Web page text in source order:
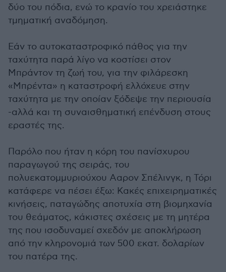
δύο του πόδια, ενώ το κρανίο του χρειάστηκε
τμηματική αναδόμηση.
Εάν το αυτοκαταστροφικό πάθος για την
ταχύτητα παρά λίγο να κοστίσει στον
Μπράντον τη ζωή του, για την φιλάρεσκη
«Μπρέντα» η καταστροφή ελλόχευε στην
ταχύτητα με την οποίαν ξόδεψε την περιουσία
-αλλά και τη συναισθηματική επένδυση στους
εραστές της.
Παρόλο που ήταν η κόρη του πανίσχυρου
παραγωγού της σειράς, του
πολυεκατομμυριούχου Ααρον Σπέλινγκ, η Τόρι
κατάφερε να πέσει έξω: Κακές επιχειρηματικές
κινήσεις, παταγώδης αποτυχία στη βιομηχανία
του θεάματος, κάκιστες σχέσεις με τη μητέρα
της που ισοδυναμεί σχεδόν με αποκλήρωση
από την κληρονομιά των 500 εκατ. δολαρίων
του πατέρα της.